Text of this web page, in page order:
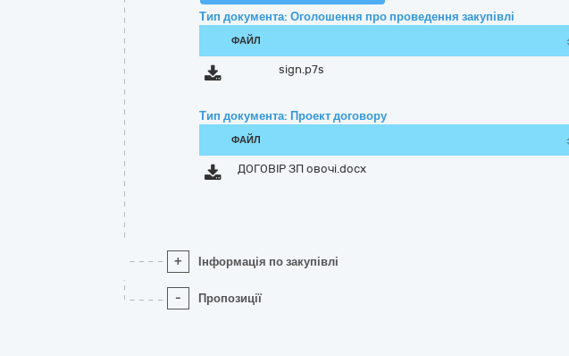
Тип документа: Оголошення про проведення закупівлі
ФАЙЛ
sign.p7s
Тип документа: Проект договору
ФАЙЛ
ДОГОВІР ЗП овочі.docx
+ Інформація по закупівлі
- Пропозиції